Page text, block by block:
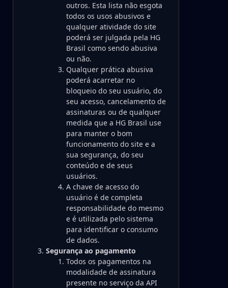
outros. Esta lista não esgota
todos os usos abusivos e
qualquer atividade do site
poderá ser julgada pela HG
Brasil como sendo abusiva
ou não.
Qualquer prática abusiva
poderá acarretar no
bloqueio do seu usuário, do
seu acesso, cancelamento de
assinaturas ou de qualquer
medida que a HG Brasil use
para manter o bom
funcionamento do site e a
sua segurança, do seu
conteúdo e de seus
usuários.
A chave de acesso do
usuário é de completa
responsabilidade do mesmo
e é utilizada pelo sistema
para identificar o consumo
de dados.
Segurança ao pagamento
Todos os pagamentos na
modalidade de assinatura
presente no serviço da API